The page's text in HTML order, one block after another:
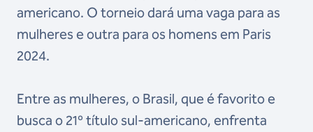
americano. O torneio dará uma vaga para as
mulheres e outra para os homens em Paris
2024.
Entre as mulheres, o Brasil, que é favorito e
busca o 21º título sul-americano, enfrenta